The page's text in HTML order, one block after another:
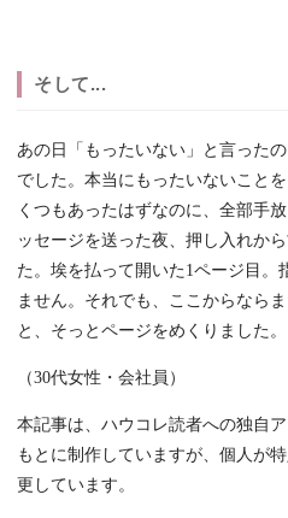
そして...
あの日「もったいない」と言った
でした。本当にもったいないこと
くつもあったはずなのに、全部手
ッセージを送った夜、押し入れか
た。埃を払って開いた1ページ目。
ません。それでも、ここからなら
と、そっとページをめくりました。
（30代女性・会社員）
本記事は、ハウコレ読者への独自
もとに制作していますが、個人が
更しています。